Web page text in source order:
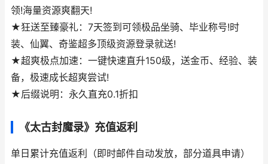
领!海量资源爽翻天!
★狂送至臻豪礼：7天签到可领极品坐骑、毕业称号!时
装、仙翼、奇鉴超多顶级资源登录就送!
★超爽极点加速：一键快速直升150级，送金币、经验、装
备，极速成长超爽尝试!
★后缀说明：永久直充0.1折扣
《太古封魔录》充值返利
单日累计充值返利（即时邮件自动发放，部分道具申请）